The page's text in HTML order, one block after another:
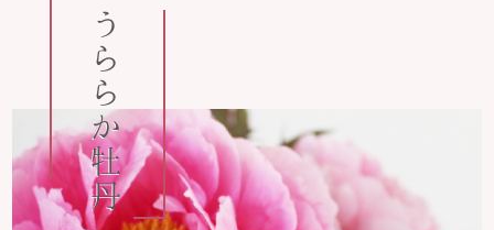
うららか牡丹